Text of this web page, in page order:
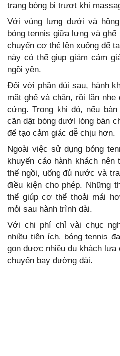
trạng bóng bị trượt khi
Với vùng lưng dưới và
bóng tennis giữa lưng và ghế
chuyển cơ thể lên xuống để
này có thể giúp giảm cảm
ngồi yên.
Đối với phần đùi sau, hành
mặt ghế và chân, rồi lăn
cứng. Trong khi đó, nếu
cần đặt bóng dưới lòng bàn
để tạo cảm giác dễ chịu hơn.
Ngoài việc sử dụng bóng
khuyến cáo hành khách
thế ngồi, uống đủ nước và
điều kiện cho phép. Những
thể giúp cơ thể thoải mái
mỏi sau hành trình dài.
Với chi phí chỉ vài chục
nhiều tiện ích, bóng tennis
gọn được nhiều du khách lựa
chuyến bay đường dài.